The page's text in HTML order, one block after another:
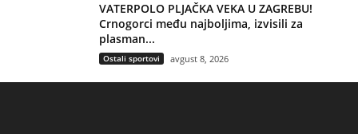
VATERPOLO PLJAČKA VEKA U ZAGREBU!
Crnogorci među najboljima, izvisili za
plasman...
Ostali sportovi avgust 8, 2026